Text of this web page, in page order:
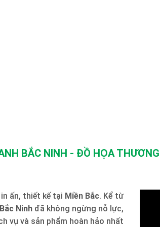
BẮC NINH - ĐỒ HỌA
ấn, thiết kế tại Miền Bắc. Kể từ
Ninh đã không ngừng nỗ lực,
vụ và sản phẩm hoàn hảo nhất